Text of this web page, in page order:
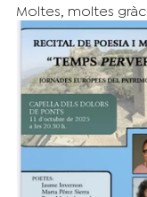
Moltes, moltes